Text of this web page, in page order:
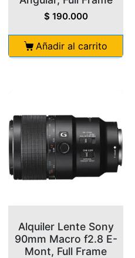
$ 190.000
Añadir al carrito
Alquiler Lente Sony
90mm Macro f2.8 E-
Mont, Full Frame